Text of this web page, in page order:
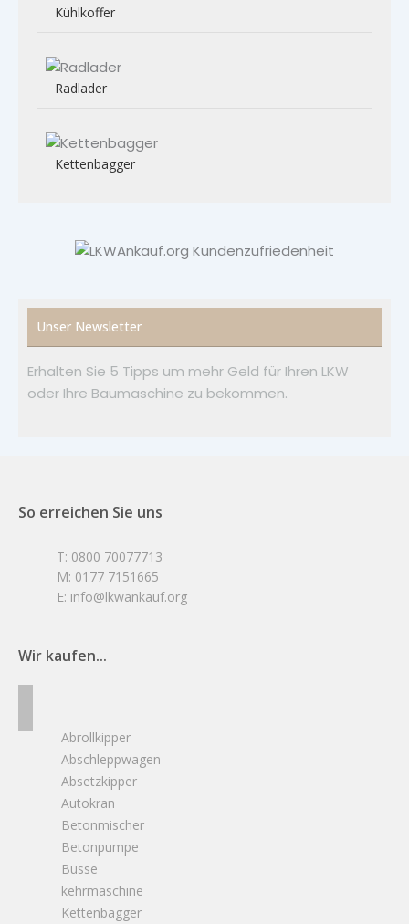
Kühlkoffer
Radlader
Kettenbagger
Unser Newsletter
Erhalten Sie 5 Tipps um mehr Geld für Ihren LKW
oder Ihre Baumaschine zu bekommen.
So erreichen Sie uns
T: 0800 70077713
M: 0177 7151665
E: info@lkwankauf.org
Wir kaufen...
Abrollkipper
Abschleppwagen
Absetzkipper
Autokran
Betonmischer
Betonpumpe
Busse
kehrmaschine
Kettenbagger